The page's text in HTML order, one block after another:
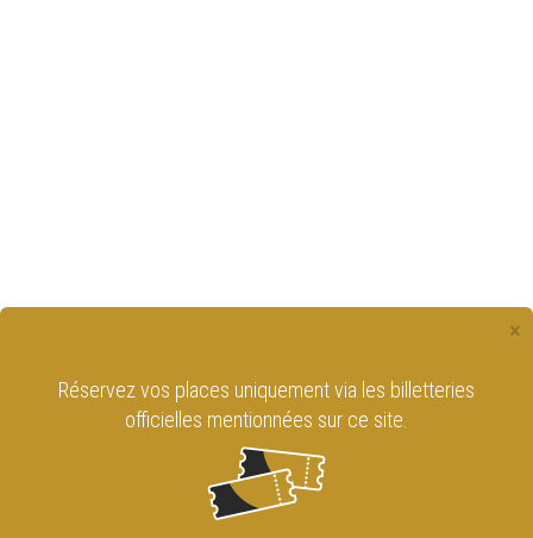
×
Réservez vos places uniquement via les billetteries
officielles mentionnées sur ce site.